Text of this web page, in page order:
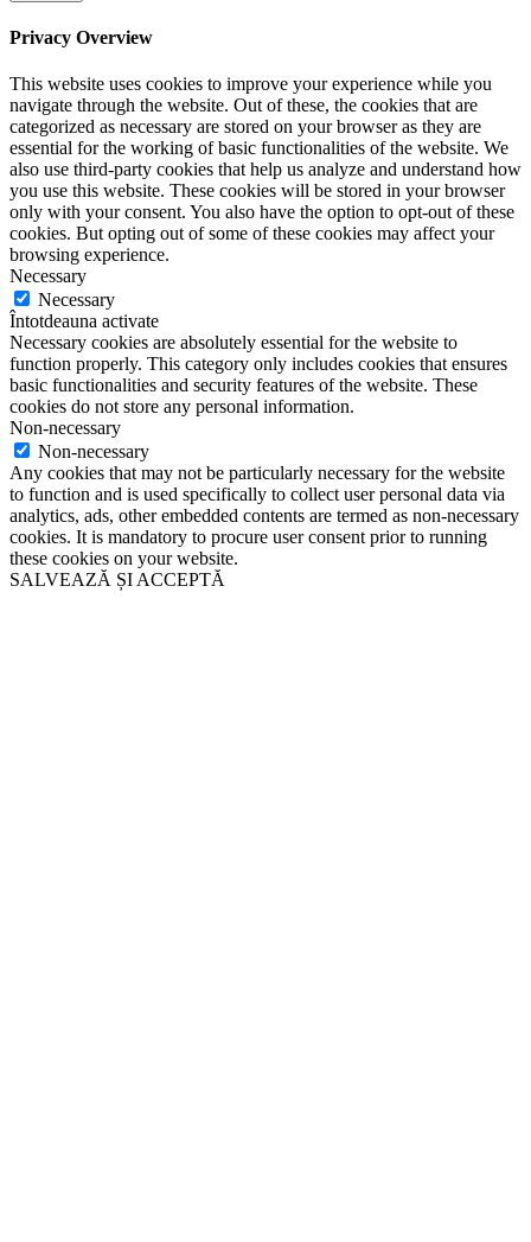
Privacy Overview
This website uses cookies to improve your experience while you
navigate through the website. Out of these, the cookies that are
categorized as necessary are stored on your browser as they are
essential for the working of basic functionalities of the website. We
also use third-party cookies that help us analyze and understand how
you use this website. These cookies will be stored in your browser
only with your consent. You also have the option to opt-out of these
cookies. But opting out of some of these cookies may affect your
browsing experience.
Necessary
Necessary
Întotdeauna activate
Necessary cookies are absolutely essential for the website to
function properly. This category only includes cookies that ensures
basic functionalities and security features of the website. These
cookies do not store any personal information.
Non-necessary
Non-necessary
Any cookies that may not be particularly necessary for the website
to function and is used specifically to collect user personal data via
analytics, ads, other embedded contents are termed as non-necessary
cookies. It is mandatory to procure user consent prior to running
these cookies on your website.
SALVEAZĂ ȘI ACCEPTĂ